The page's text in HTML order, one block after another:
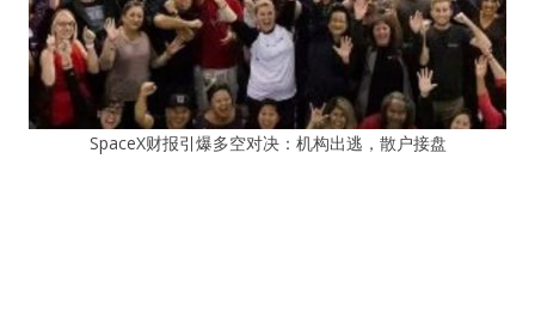
SpaceX财报引爆多空对决：机构出逃，散户接盘